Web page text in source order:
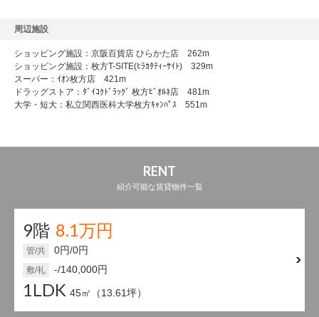
周辺施設
ショッピング施設：京阪百貨店 ひらかた店 262m
ショッピング施設：枚方T-SITE(ﾋﾗｶﾀﾃｨｰｻｲﾄ) 329m
スーパー：ｲｵﾝ枚方店 421m
ドラッグストア：ﾀﾞｲｺｸﾄﾞﾗｯｸﾞ 枚方ﾋﾞｵﾙﾈ店 481m
大学・短大：私立関西医科大学枚方ｷｬﾝﾊﾟｽ 551m
RENT
紹介可能な賃貸物件一覧
9階 8.1万円
管/共 0円/0円
敷/礼 -/140,000円
1LDK 45㎡（13.61坪）